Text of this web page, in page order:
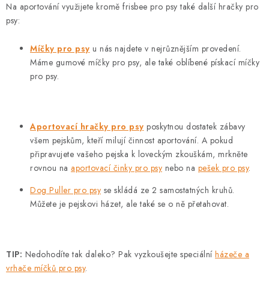
Na aportování využijete kromě frisbee pro psy také další hračky pro
psy:
Míčky pro psy u nás najdete v nejrůznějším provedení.
Máme gumové míčky pro psy, ale také oblíbené pískací míčky
pro psy.
Aportovací hračky pro psy poskytnou dostatek zábavy
všem pejskům, kteří milují činnost aportování. A pokud
připravujete vašeho pejska k loveckým zkouškám, mrkněte
rovnou na aportovací činky pro psy nebo na pešek pro psy.
Dog Puller pro psy se skládá ze 2 samostatných kruhů.
Můžete je pejskovi házet, ale také se o ně přetahovat.
TIP: Nedohodíte tak daleko? Pak vyzkoušejte speciální házeče a
vrhače míčků pro psy.